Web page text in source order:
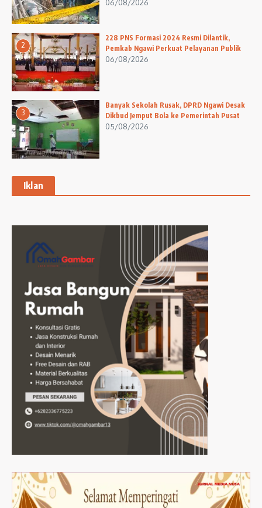
06/08/2026
2
228 PNS Formasi 2024 Resmi Dilantik,
Pemkab Ngawi Perkuat Pelayanan Publik
06/08/2026
3
Banyak Sekolah Rusak, DPRD Ngawi Desak
Dikbud Jemput Bola ke Pemerintah Pusat
05/08/2026
Iklan